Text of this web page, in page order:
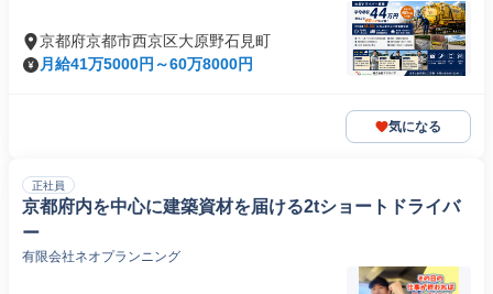
京都府京都市西京区大原野石見町
月給41万5000円～60万8000円
気になる
正社員
京都府内を中心に建築資材を届ける2tショートドライバ
ー
有限会社ネオプランニング